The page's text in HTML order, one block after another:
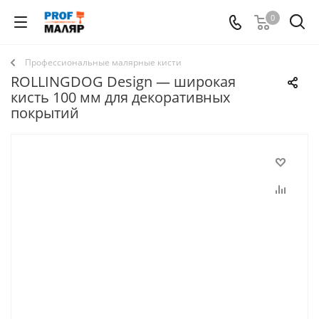
0
Профессиональные малярные кисти
ROLLINGDOG Design — широкая
кисть 100 мм для декоративных
покрытий